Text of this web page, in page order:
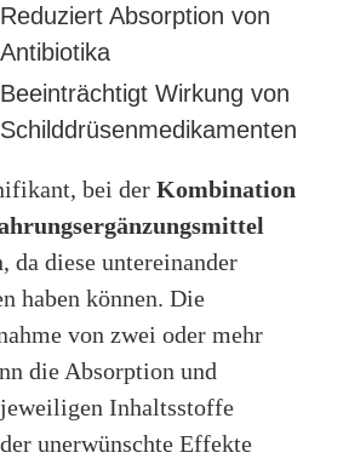
Reduziert Absorption von
Antibiotika
Beeinträchtigt Wirkung von
Schilddrüsenmedikamenten
bei der Kombination
da diese untereinander
haben können. Die
von zwei oder mehr
die Absorption und
Inhaltsstoffe
unerwünschte Effekte